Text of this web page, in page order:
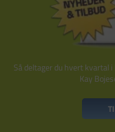
Så deltager du hvert
Kay